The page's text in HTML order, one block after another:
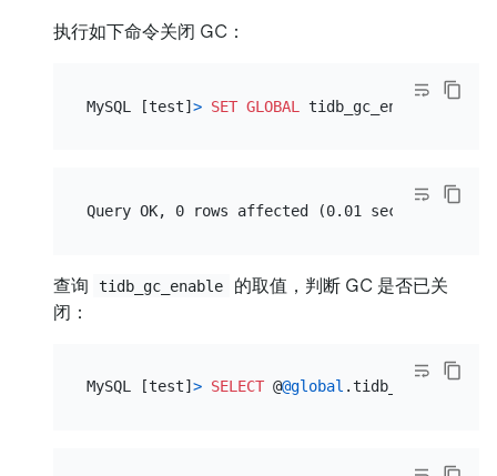
执行如下命令关闭 GC：
MySQL [test] > SET GLOBAL tidb_gc_enable
查询 tidb_gc_enable
的取值，判断 GC 是否已关
闭：
MySQL [test] > SELECT @@global